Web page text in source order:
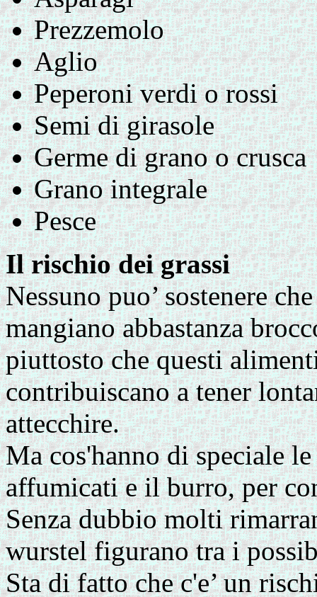
Prezzemolo
Aglio
Peperoni verdi o rossi
Semi di girasole
Germe di grano o crusca
Grano integrale
Pesce
Il rischio dei grassi
Nessuno puo’ sostenere
mangiano abbastanza
piuttosto che questi
contribuiscano a tener
attecchire.
Ma cos'hanno di speciale
affumicati e il burro, per
Senza dubbio molti
wurstel figurano tra i
Sta di fatto che c'e’ un